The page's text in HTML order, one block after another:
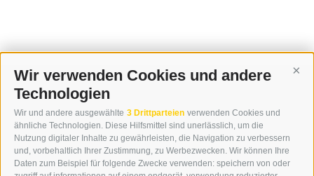
Wir verwenden Cookies und andere
Technologien
Wir und andere ausgewählte 3 Drittparteien verwenden Cookies und
ähnliche Technologien. Diese Hilfsmittel sind unerlässlich, um die
Nutzung digitaler Inhalte zu gewährleisten, die Navigation zu verbessern
und, vorbehaltlich Ihrer Zustimmung, zu Werbezwecken. Wir können Ihre
Daten zum Beispiel für folgende Zwecke verwenden: speichern von oder
KONTAKT
WIPP-MEDIA GMBH
DER ERKER
NEUSTADT 20A
I-39049 STERZING